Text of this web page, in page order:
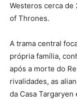
Westeros cerca de
of Thrones.
A trama central
própria família,
após a morte do
rivalidades, as
da Casa